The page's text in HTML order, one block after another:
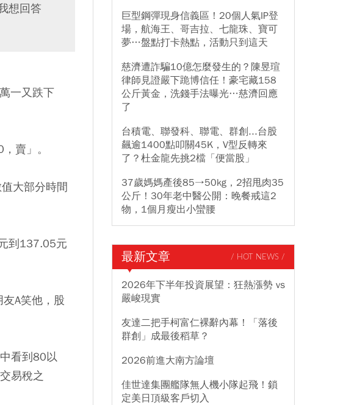
想回答
一又跌下
賣」 。
大部分時間
到137.05元
A笑他，股
看到80以
易稅之
巨型鋼彈現身信義區！20個人氣IP登
場，航海王、哥吉拉、七龍珠、寶可
夢…盤點打卡熱點，活動只到這天
慈濟遭詐騙10億怎麼發生的？陳昱瑄
律師見證嚴下跪博信任！豪宅藏158
公斤黃金，洗錢手法曝光…慈濟回應
了
台積電、聯發科、聯電、群創...台股
飆逾1400點叩關45K，V型反轉來
了？杜金龍先挑2檔「便當股」
37歲媽媽產後85→50kg，2招甩肉35
公斤！30年老中醫公開：晚餐戒這2
物，1個月瘦出小蠻腰
最新文章 / HOT NEWS /
2026年下半年投資展望：狂熱漲勢 vs
嚴峻現實
友達二把手柯富仁裸辭內幕！「落後
群創」成最後稻草？
2026前進大南方論壇
佳世達集團艦隊無人機小隊起飛！鎖
定美日頂級客戶切入